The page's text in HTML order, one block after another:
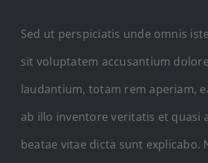
Sed ut perspiciatis unde omnis
sit voluptatem accusantium
laudantium, totam rem aperiam,
ab illo inventore veritatis et quasi
beatae vitae dicta sunt explicabo.